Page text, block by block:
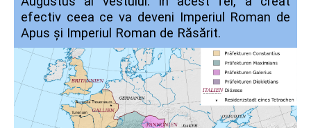
efectiv ceea ce va deveni Imperiul Roman de
Apus și Imperiul Roman de Răsărit.